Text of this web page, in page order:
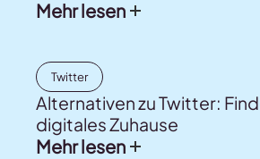
Mehr lesen
Twitter
Alternativen zu Twitter:
digitales Zuhause
Mehr lesen